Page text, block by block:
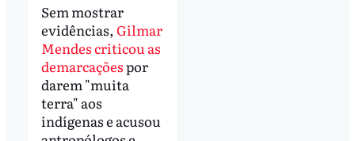
Sem mostrar
evidências, Gilmar
Mendes criticou as
demarcaçõespor
darem "muita
terra" aos
indígenas e acusou